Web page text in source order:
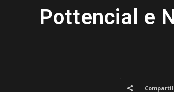
Pottencial e